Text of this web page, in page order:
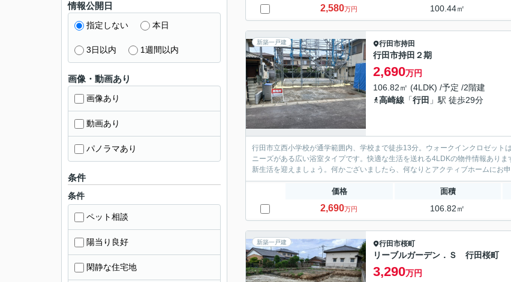
2,580万円 100.44㎡
新築一戸建 行田市持田
行田市持田２期
2,690万円
106.82㎡ (4LDK) /予定 /2階建
高崎線 「行田 」駅 徒歩29分
行田市立西小学校が通学範囲内、学校まで徒歩13分。ウォークインクロゼッ
ニーズがある広い浴室タイプです。快適な生活を送れる4LDKの物件情報あり
新生活を迎えましょう。何かございましたら、何なりとアクティブホームにお申
価格 面積
2,690万円 106.82㎡
新築一戸建 行田市桜町
リーブルガーデン．Ｓ 行田桜町
3,290万円
情報公開日
指定しない 本日
3日以内 1週間以内
画像・動画あり
画像あり
動画あり
パノラマあり
条件
条件
ペット相談
陽当り良好
閑静な住宅地